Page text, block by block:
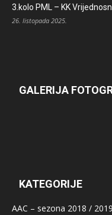
3.kolo PML – KK
26. listopada 2025.
GALERIJA
KATEGORIJE
AAC – sezona 2018 / 2019